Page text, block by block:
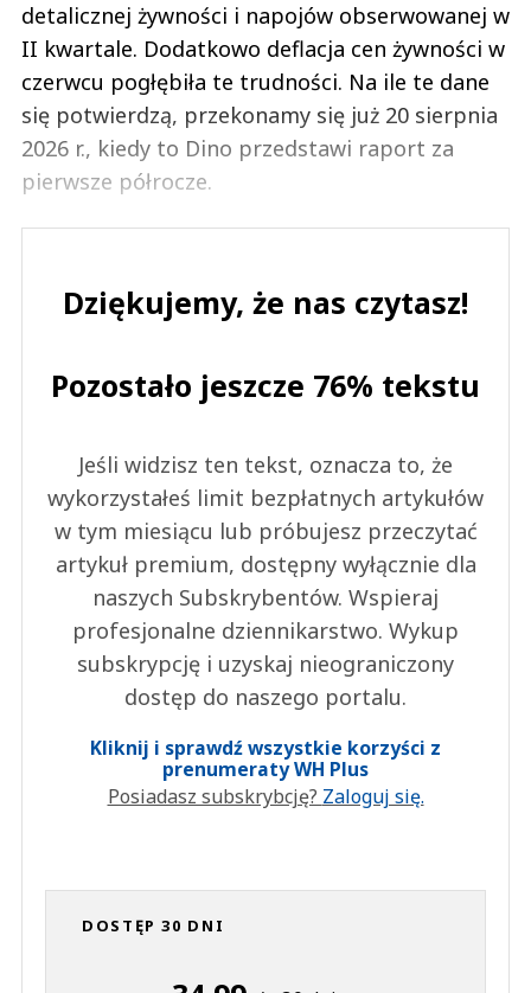
detalicznej żywności i napojów obserwowanej w
II kwartale. Dodatkowo deflacja cen żywności w
czerwcu pogłębiła te trudności. Na ile te dane
się potwierdzą, przekonamy się już 20 sierpnia
2026 r., kiedy to Dino przedstawi raport za
pierwsze półrocze.
Dziękujemy, że nas czytasz!
Pozostało jeszcze 76% tekstu
Jeśli widzisz ten tekst, oznacza to, że
wykorzystałeś limit bezpłatnych artykułów
w tym miesiącu lub próbujesz przeczytać
artykuł premium, dostępny wyłącznie dla
naszych Subskrybentów. Wspieraj
profesjonalne dziennikarstwo. Wykup
subskrypcję i uzyskaj nieograniczony
dostęp do naszego portalu.
Kliknij i sprawdź wszystkie korzyści z
prenumeraty WH Plus
Posiadasz subskrybcję? Zaloguj się.
DOSTĘP 30 DNI